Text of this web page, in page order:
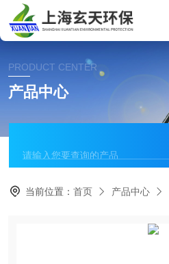
PRODUCT CENTER
产品中心
当前位置：首页 产品中心